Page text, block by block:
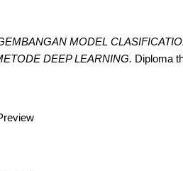
MODEL
DEEP LEARNING. Diploma